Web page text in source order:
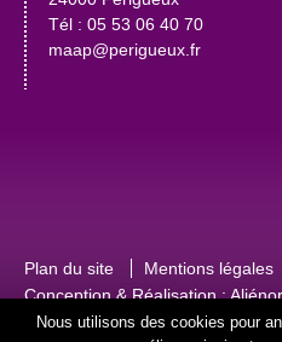
Tél : 05 53 06 40 70
maap@perigueux.fr
Plan du site
Mentions légales
Conception & Réalisation :
Nous utilisons des cookies pour